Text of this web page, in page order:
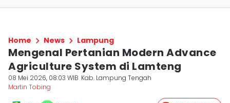
Home News Lampung
Mengenal Pertanian Modern Advance
Agriculture System di Lamteng
08 Mei 2026, 08:03 WIB Kab. Lampung Tengah
Martin Tobing